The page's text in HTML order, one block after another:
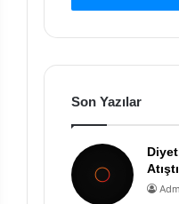
Son Yazılar
Diyet